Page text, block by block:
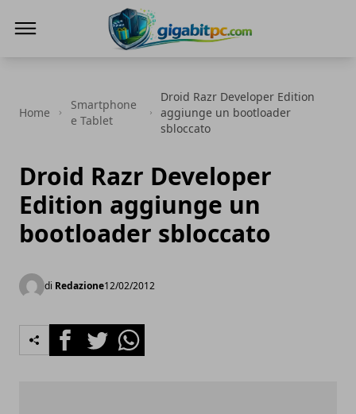
Home
Smartphone
e Tablet
Droid Razr Developer Edition
aggiunge un bootloader
sbloccato
Droid Razr Developer
Edition aggiunge un
bootloader sbloccato
di Redazione12/02/2012
FacebookTwitterWhatsapp